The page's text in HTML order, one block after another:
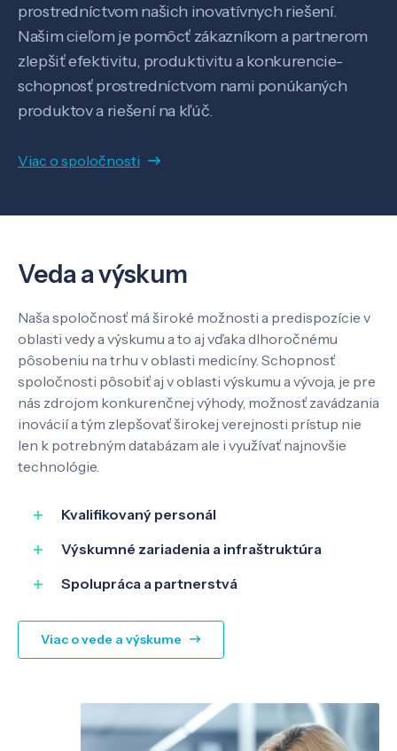
SK EN
prostredníctvom našich inovatívnych riešení.
Našim cieľom je pomôcť zákazníkom a partnerom
zlepšiť efektivitu, produktivitu a konkurencie-
schopnosť prostredníctvom nami ponúkaných
produktov a riešení na kľúč.
Viac o spoločnosti
Veda a výskum
Naša spoločnosť má široké možnosti a predispozície v
oblasti vedy a výskumu a to aj vďaka dlhoročnému
pôsobeniu na trhu v oblasti medicíny. Schopnosť
spoločnosti pôsobiť aj v oblasti výskumu a vývoja, je pre
nás zdrojom konkurenčnej výhody, možnosť zavádzania
inovácií a tým zlepšovať širokej verejnosti prístup nie
len k potrebným databázam ale i využívať najnovšie
technológie.
Kvalifikovaný personál
Výskumné zariadenia a infraštruktúra
Spolupráca a partnerstvá
Viac o vede a výskume